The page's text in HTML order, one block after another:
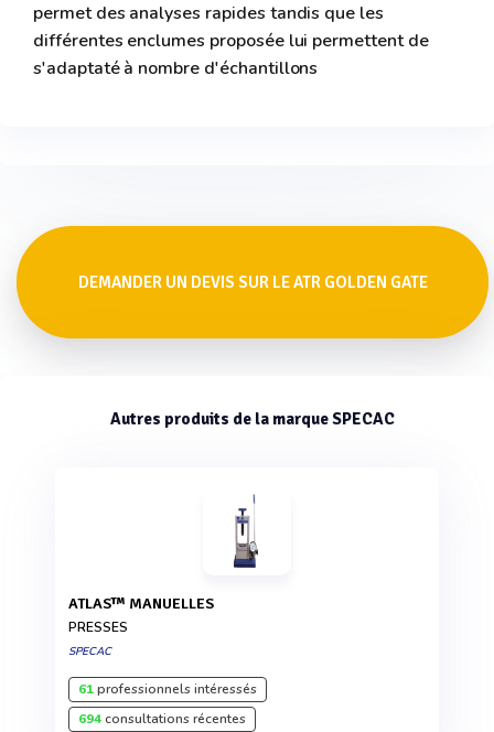
permet des analyses rapides tandis que les
différentes enclumes proposée lui permettent de
s'adaptaté à nombre d'échantillons
DEMANDER UN DEVIS SUR LE ATR GOLDEN GATE
Autres produits de la marque SPECAC
ATLAS™ MANUELLES
PRESSES
SPECAC
61professionnels intéressés
694consultations récentes